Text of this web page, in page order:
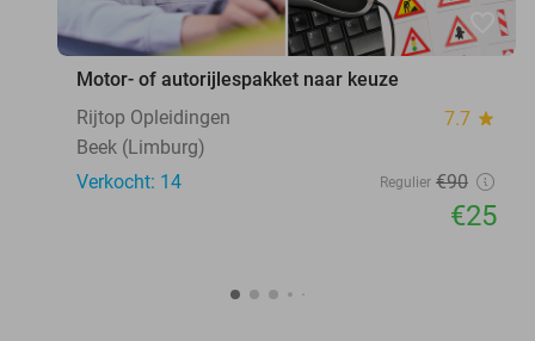
favorite_border
Motor- of autorijlespakket naar keuze
Rijtop Opleidingen
7.7 star
Beek (Limburg)
Verkocht: 14
Regulier €90
€25